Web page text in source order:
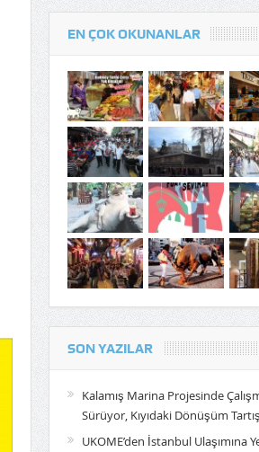
EN ÇOK OKUNANLAR
SON YAZILAR
Kalamış Marina Projesinde
Sürüyor, Kıyıdaki Dönüşüm
UKOME’den İstanbul Ulaşımına